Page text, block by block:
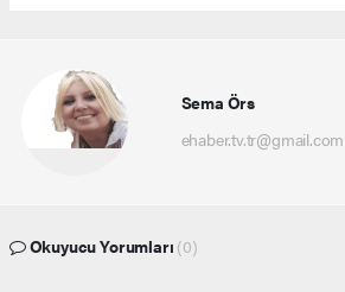
Sema Örs
ehaber.tv.tr@gmail.com
Okuyucu Yorumları (0)